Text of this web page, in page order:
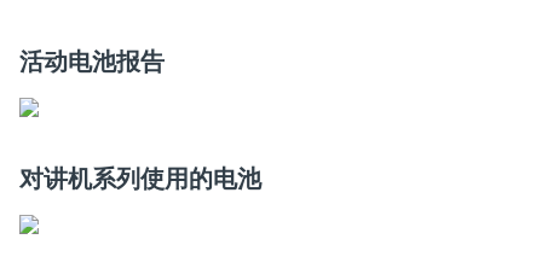
活动电池报告
对讲机系列使用的电池